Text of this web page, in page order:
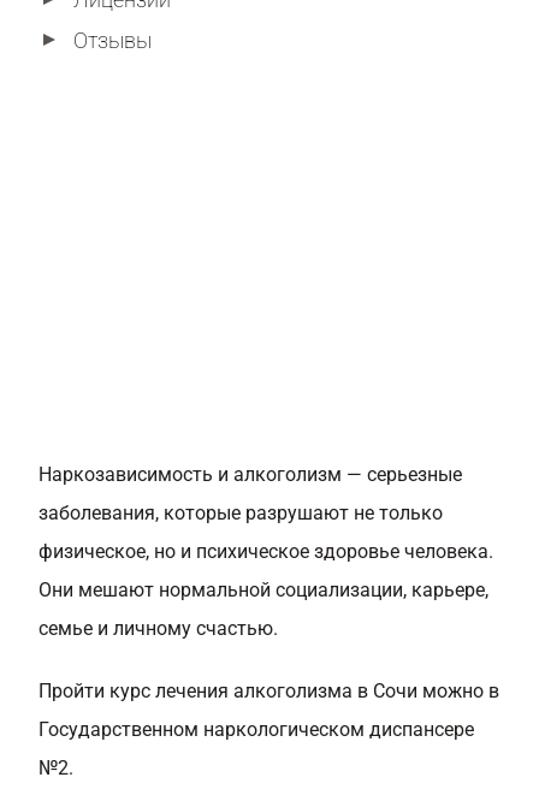
Отзывы
Наркозависимость и алкоголизм — серьезные
заболевания, которые разрушают не только
физическое, но и психическое здоровье человека.
Они мешают нормальной социализации, карьере,
семье и личному счастью.
Пройти курс лечения алкоголизма в Сочи можно в
Государственном наркологическом диспансере
№2.